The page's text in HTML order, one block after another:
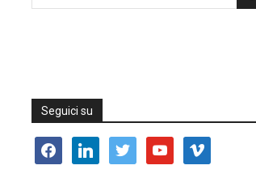
Seguici su
facebooklinkedin twitter youtube vimeo